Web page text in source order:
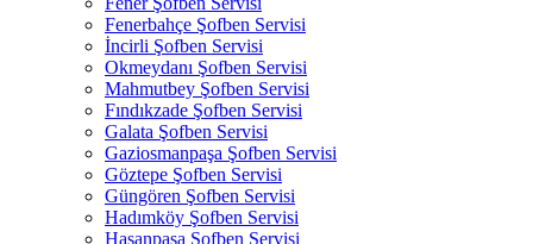
Fenerbahçe Şofben Servisi
İncirli Şofben Servisi
Okmeydanı Şofben Servisi
Mahmutbey Şofben Servisi
Fındıkzade Şofben Servisi
Galata Şofben Servisi
Gaziosmanpaşa Şofben Servisi
Göztepe Şofben Servisi
Güngören Şofben Servisi
Hadımköy Şofben Servisi
Hasanpaşa Şofben Servisi